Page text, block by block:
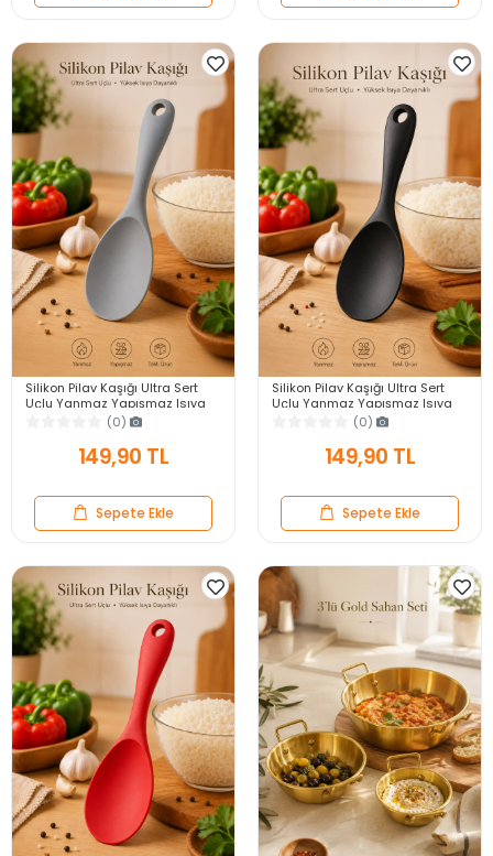
Silikon Pilav Kaşığı Ultra Sert
Uçlu Yanmaz Yapışmaz Isıya
Dayanıklı Gri Servis Yemek
(0)
149,90 TL
Sepete Ekle
Silikon Pilav Kaşığı Ultra Sert
Uçlu Yanmaz Yapışmaz Isıya
Dayanıklı Siyah Servis Yemek
(0)
149,90 TL
Sepete Ekle